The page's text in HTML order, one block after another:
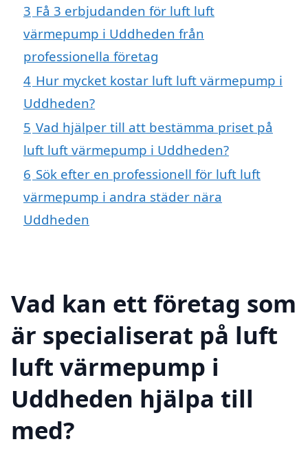
3 Få 3 erbjudanden för luft luft
värmepump i Uddheden från
professionella företag
4 Hur mycket kostar luft luft värmepump i
Uddheden?
5 Vad hjälper till att bestämma priset på
luft luft värmepump i Uddheden?
6 Sök efter en professionell för luft luft
värmepump i andra städer nära
Uddheden
Vad kan ett företag som
är specialiserat på luft
luft värmepump i
Uddheden hjälpa till
med?